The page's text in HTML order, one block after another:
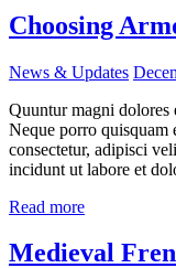
Choosing
News & Updates
Quuntur magni dolores
Neque porro quisquam
consectetur, adipisci
incidunt ut labore et
Read more
Medieval